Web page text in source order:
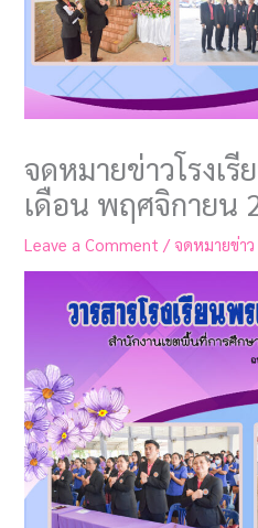
จดหมายข่าวโรงเ
เดือน พฤศจิกายน
Leave a Comment / จดหมายข่าว